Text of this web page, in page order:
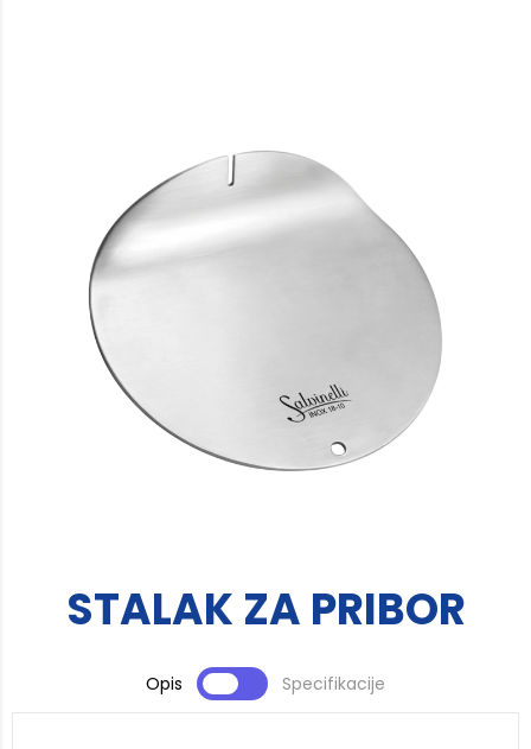
STALAK ZA PRIBOR
Opis Specifikacije